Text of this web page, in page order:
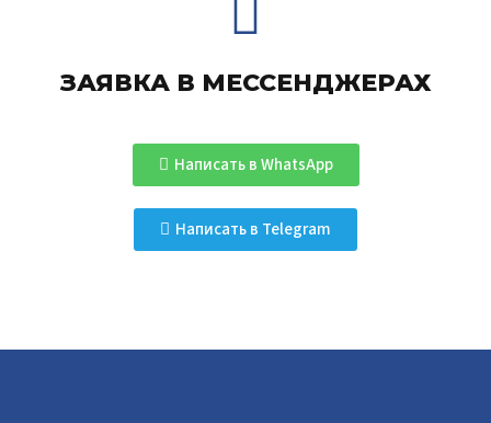
ЗАЯВКА В МЕССЕНДЖЕРАХ
Написать в WhatsApp
Написать в Telegram